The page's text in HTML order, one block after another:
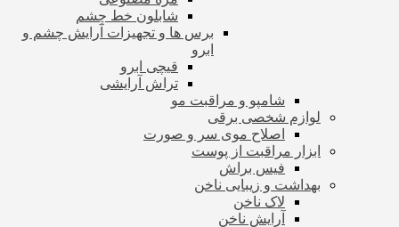
شابلون خط چشم
برس ها و تجهیزات آرایش چشم و
ابرو
قیچی ابرو
تراش آرایشی
شامپو و مراقبت مو
لوازم شخصی برقی
اصلاح موی سر و صورت
ابزار مراقبت از پوست
فیس براش
بهداشت و زیبایی ناخن
لاک ناخن
آرایش ناخن